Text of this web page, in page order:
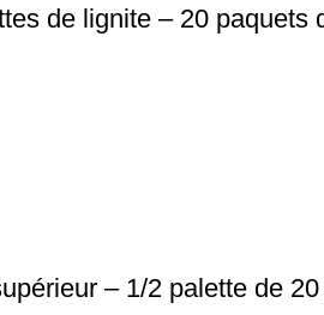
de lignite – 20 paquets
– 1/2 palette de